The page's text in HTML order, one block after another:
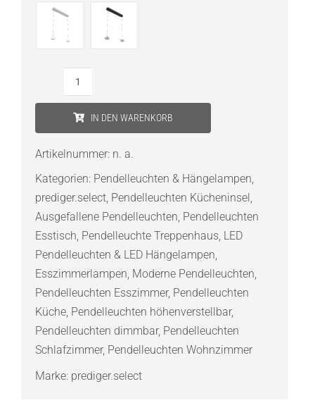
Direkt
Menge
IN DEN WARENKORB
Artikelnummer: n. a.
Kategorien: Pendelleuchten & Hängelampen,
prediger.select, Pendelleuchten Kücheninsel,
Ausgefallene Pendelleuchten, Pendelleuchten
Esstisch, Pendelleuchte Treppenhaus, LED
Pendelleuchten & LED Hängelampen,
Esszimmerlampen, Moderne Pendelleuchten,
Pendelleuchten Esszimmer, Pendelleuchten
Küche, Pendelleuchten höhenverstellbar,
Pendelleuchten dimmbar, Pendelleuchten
Schlafzimmer, Pendelleuchten Wohnzimmer
Marke: prediger.select